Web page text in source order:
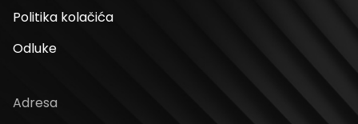
Politika kolačića
Odluke
Adresa